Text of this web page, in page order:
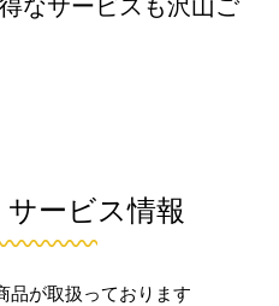
なサービスも沢山ご
サービス情報
品が取扱っております